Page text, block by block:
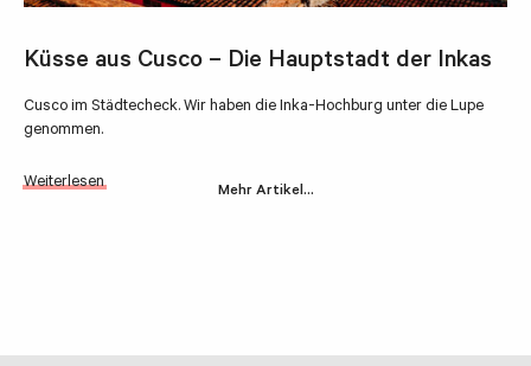
Küsse aus Cusco – Die Hauptstadt der Inkas
Cusco im Städtecheck. Wir haben die Inka-Hochburg unter die Lupe
genommen.
Weiterlesen Mehr Artikel…